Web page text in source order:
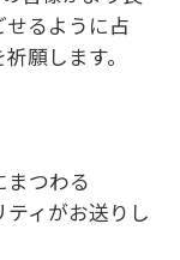
るように占
願します。
まつわる
ィがお送りし